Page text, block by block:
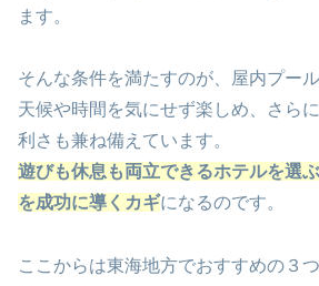
ます。
そんな条件を満たすのが、屋内プー
天候や時間を気にせず楽しめ、さら
利さも兼ね備えています。
遊びも休息も両立できるホテルを選
を成功に導くカギになるのです。
ここからは東海地方でおすすめの３